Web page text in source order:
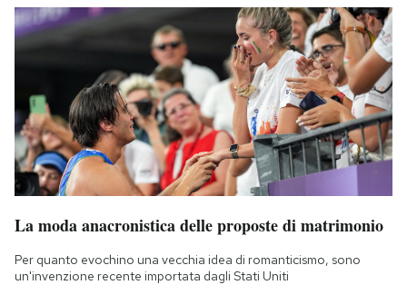
La moda anacronistica delle proposte di matrimonio
Per quanto evochino una vecchia idea di romanticismo, sono
un'invenzione recente importata dagli Stati Uniti